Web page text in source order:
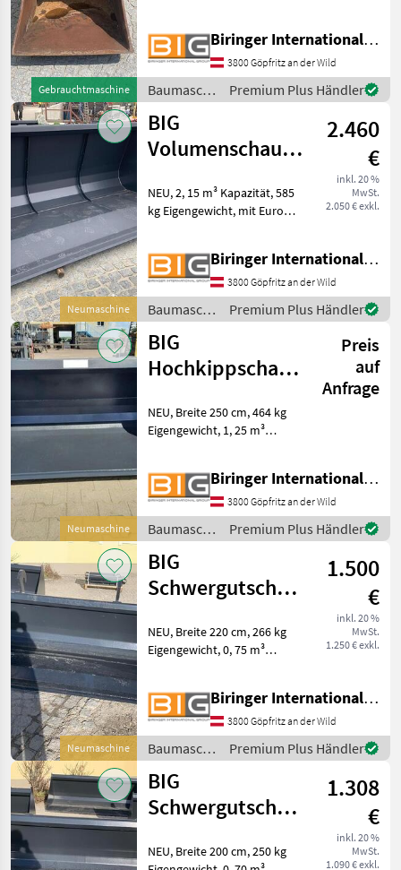
Gebrauchtmaschine
Stiel-/Aufnahmebreite: 270
mm Aufnahmebreite beim
Knochen: 210 mm
Bolzenabstand
Biringer International GmbH
3800 Göpfritz an der Wild
Baumaschinen
/ BIG
Premium Plus Händler
Neumaschine
BIG
Volumenschaufel
Aufnahme
2.460
€
inkl. 20 %
MwSt.
2.050 € exkl.
NEU, 2, 15 m³ Kapazität, 585
kg Eigengewicht, mit Euro
Biringer International GmbH
3800 Göpfritz an der Wild
Baumaschinen
/ BIG
Premium Plus Händler
Neumaschine
BIG
Hochkippschaufel
zu Euro
Aufnahme
Preis
auf
Anfrage
NEU, Breite 250 cm, 464 kg
Eigengewicht, 1, 25 m³
Schaufel und Löffel
Biringer International GmbH
3800 Göpfritz an der Wild
Baumaschinen
/ BIG
Premium Plus Händler
Neumaschine
BIG
Schwergutschaufel
Q fit Aufna
1.500
€
inkl. 20 %
MwSt.
1.250 € exkl.
NEU, Breite 220 cm, 266 kg
Eigengewicht, 0, 75 m³
Schaufel und Löffel
Biringer International GmbH
3800 Göpfritz an der Wild
Baumaschinen
/ BIG
Premium Plus Händler
BIG
Schwergutschaufel
Agri Farm
1.308
€
inkl. 20 %
MwSt.
1.090 € exkl.
NEU, Breite 200 cm, 250 kg